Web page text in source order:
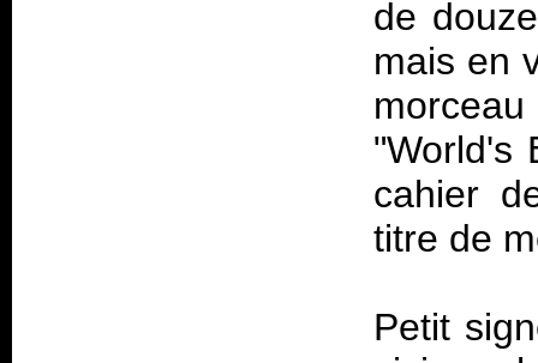
de
mais en
"World's
cahier
titre de
Petit